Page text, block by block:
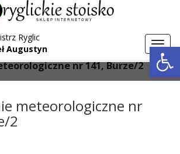
Ryglic
Augustyn
Aktualności
nr 141, Burze/2
meteorologiczne nr
2